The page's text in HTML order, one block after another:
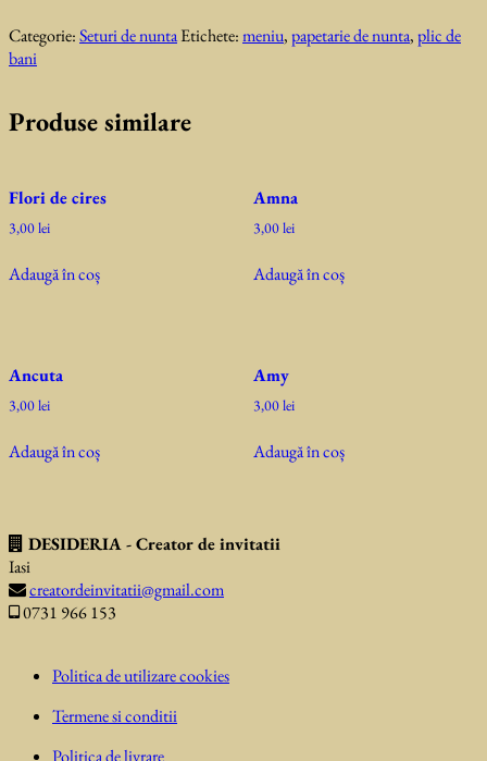
Categorie:Seturi de nuntaEtichete:meniu,papetarie de nunta,plic de
bani
Produse similare
Flori de cires
3,00lei
Adaugă în coș
Amna
3,00lei
Adaugă în coș
Ancuta
3,00lei
Adaugă în coș
Amy
3,00lei
Adaugă în coș
DESIDERIA - Creator de invitatii
Iasi
creatordeinvitatii@gmail.com
0731 966 153
Politica de utilizare cookies
Termene si conditii
Politica de livrare